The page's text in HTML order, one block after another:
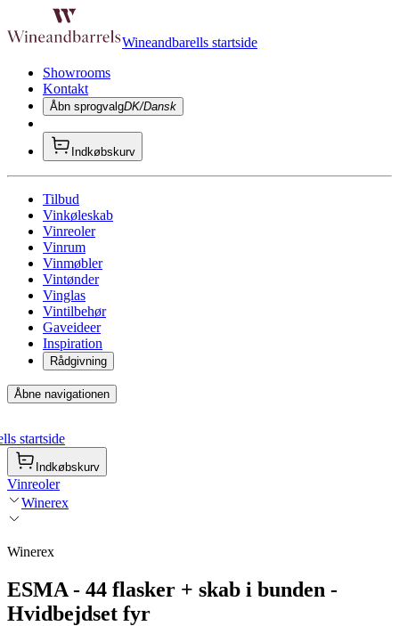
Wineandbarells startside
Showrooms
Kontakt
Åbn sprogvalgDK/Dansk
Indkøbskurv
Tilbud
Vinkøleskab
Vinreoler
Vinrum
Vinmøbler
Vintønder
Vinglas
Vintilbehør
Gaveideer
Inspiration
Rådgivning
Åbne navigationen
startside
Indkøbskurv
Vinreoler
Winerex
Winerex
ESMA - 44 flasker + skab i bunden -
Hvidbejdset fyr